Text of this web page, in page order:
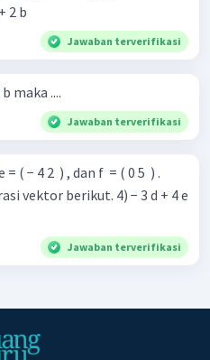
: b. 3 a + 2 b
Jawaban terverifikasi
maka ....
Jawaban terverifikasi
( − 4 2 ​ ) , dan f ​ = ( 0 5 ​ ) .
berikut. 4) − 3 d + 4 e
Jawaban terverifikasi